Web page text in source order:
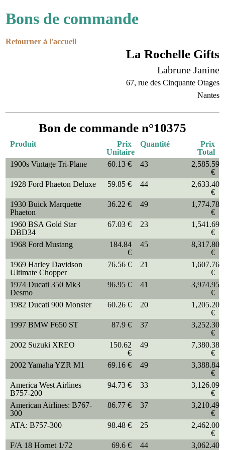
Bons de commande
Retourner à l'accueil
La Rochelle Gifts
Labrune Janine
67, rue des Cinquante Otages
Nantes
Bon de commande n°10375
Produit
Prix
Unitaire
Quantité
Prix
Total
1900s Vintage Tri-Plane
60.13 € 43
2,585.59
€
1928 Ford Phaeton Deluxe
59.85 € 44
2,633.40
€
1930 Buick Marquette
Phaeton
36.22 € 49
1,774.78
€
1960 BSA Gold Star
DBD34
67.03 € 23
1,541.69
€
1968 Ford Mustang
184.84
€
45
8,317.80
€
1969 Harley Davidson
Ultimate Chopper
76.56 € 21
1,607.76
€
1974 Ducati 350 Mk3
Desmo
96.95 € 41
3,974.95
€
1982 Ducati 900 Monster
60.26 € 20
1,205.20
€
1997 BMW F650 ST
87.9 € 37
3,252.30
€
2002 Suzuki XREO
150.62
€
49
7,380.38
€
2002 Yamaha YZR M1
69.16 € 49
3,388.84
€
America West Airlines
B757-200
94.73 € 33
3,126.09
€
American Airlines: B767-
300
86.77 € 37
3,210.49
€
ATA: B757-300
98.48 € 25
2,462.00
€
F/A 18 Hornet 1/72
69.6 € 44
3,062.40